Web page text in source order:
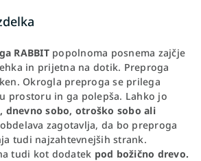
RABBITpopolnoma posnema zajčje
in prijetna na dotik. Preproga
Okrogla preproga se prilega
prostoru in ga polepša. Lahko jo
dnevno sobo, otroško sobo ali
zagotavlja, da bo preproga
tudi najzahtevnejših strank.
tudi kot dodatek pod božično drevo.